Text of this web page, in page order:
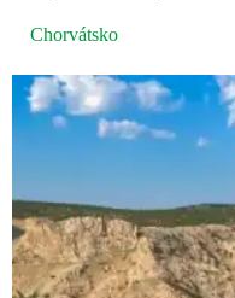
Chorvátsko